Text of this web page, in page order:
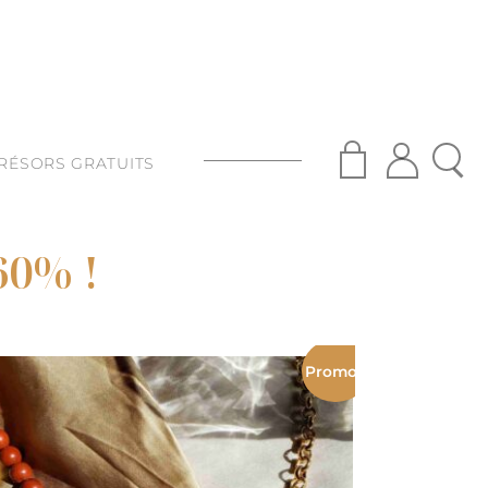
GRATUITS
!
Promo !